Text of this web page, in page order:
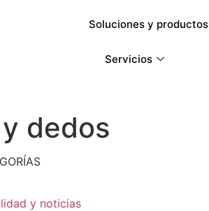
Soluciones y productos
Servicios
dedos
y noticias